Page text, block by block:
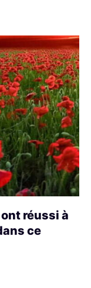
réussi à
ce